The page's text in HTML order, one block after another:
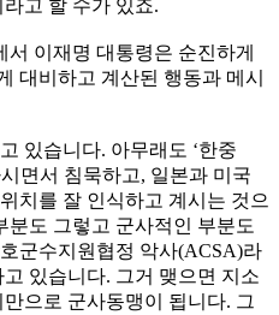
고 할 수가 있죠.
이재명 대통령은 순진하게
대비하고 계산된 행동과 메시
있습니다. 아무래도 ‘한중
면서 침묵하고, 일본과 미국
치를 잘 인식하고 계시는 것으
분도 그렇고 군사적인 부분도
군수지원협정 악사(ACSA)라
있습니다. 그거 맺으면 지소
으로 군사동맹이 됩니다. 그